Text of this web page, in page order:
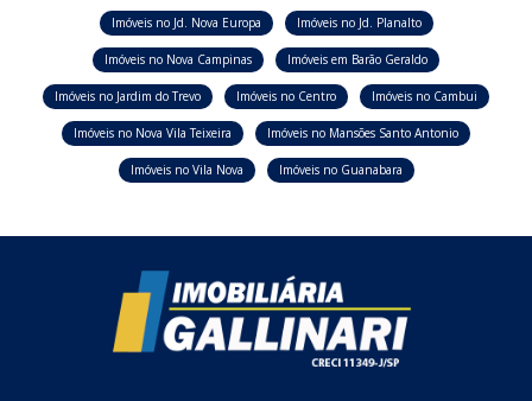
Imóveis no Jd. Nova Europa Imóveis no Jd. Planalto
Imóveis no Nova Campinas Imóveis em Barão Geraldo
Imóveis no Jardim do Trevo Imóveis no Centro Imóveis no Cambui
Imóveis no Nova Vila Teixeira Imóveis no Mansões Santo Antonio
Imóveis no Vila Nova Imóveis no Guanabara